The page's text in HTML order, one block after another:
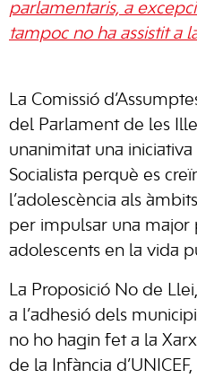
parlamentaris, a
tampoc no ha assistit a
La Comissió
del Parlament de les
unanimitat una
Socialista perquè es
l’adolescència als
per impulsar una major
adolescents en la vida
La Proposició No de
a l’adhesió dels
no ho hagin fet a la
de la Infància